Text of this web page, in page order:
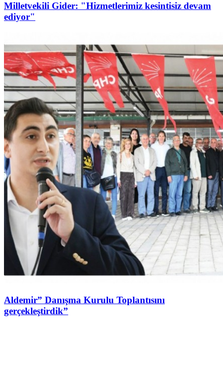
Milletvekili Gider: "Hizmetlerimiz kesintisiz devam
ediyor"
Aldemir” Danışma Kurulu Toplantısını
gerçekleştirdik”